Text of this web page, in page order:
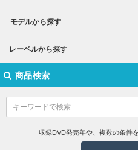
モデルから探す
レーベルから探す
商品検索
収録DVD発売年や、複数の条件